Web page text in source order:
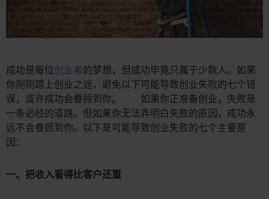
成功是每位创业者的梦想，但成功毕竟只属于少数人。如果
你刚刚踏上创业之途，避免以下可能导致创业失败的七个错
误，或许成功会眷顾到你。 如果你正准备创业，失败是
一条必经的道路。但如果你无法弄明白失败的原因，成功永
远不会眷顾到你。以下是可能导致创业失败的七个主要原
因：
一、把收入看得比客户还重